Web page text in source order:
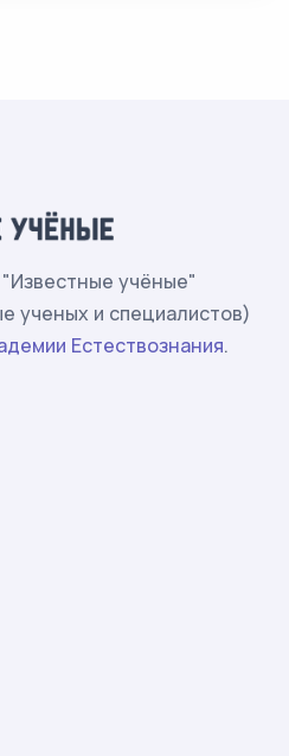
учёные"
ученых и специалистов)
Естествознания.